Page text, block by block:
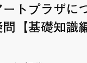
ト
知らせ
ートプラザに
【基礎知識